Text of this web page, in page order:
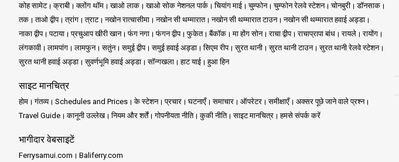
कोह सामेट
क्राबी क्लोंग थॉम खाओ लाक खाओ सोक नेशनल पार्क चियांग माई चुम्फोन चुम्फोन रेलवे स्टेशन चोनबुरी
डॉनसाक
तक
ताओ द्वीप त्रांग त्राट नखोन रात्चासीमा नखोन सी थम्मारात नखोन सी थम्मारात टाउन
नखोन सी थम्मारात हवाई अड्डा
नाका द्वीप
पटाया प्रचुआप खीरी खान फंग नगा फंगन द्वीप फुकेत बैंकॉक मा होंग सोन राचा द्वीप राचाप्रापा बांध रायले
रायोंग
लंगकावी
लामपांग लामफुन सतुंन समुई द्वीप समुई हवाई अड्डा सिएम रीप सुरत थानी सुरत थानी टाउन
सुरत थानी रेलवे स्टेशन
सुरत थानी हवाई अड्डा
सुवर्णभूमि हवाई अड्डा सॉन्गखला हाट याई हुआ हिन
साइट मानचित्र
होम गंतव्य Schedules and Prices के स्टेशन प्रचार घटनाएँ समाचार ऑपरेटर समीक्षाएँ
अक्सर पूछे जाने वाले प्रश्न
Travel Guide
कानूनी उल्लेख नियम और शर्तें गोपनीयता नीति कुकी नीति साइट मानचित्र हमसे संपर्क करें
भागीदार वेबसाइटें
Ferrysamui.com Baliferry.com